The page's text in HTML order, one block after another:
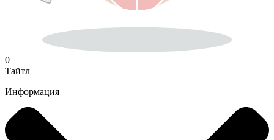
0
Тайтл
Информация